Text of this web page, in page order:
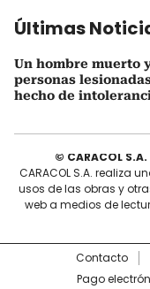
Últimas
Un hombre muerto
personas
hecho de
© CARACOL
CARACOL S.A. realiza
usos de las obras y
web a medios de
Contacto
Pago